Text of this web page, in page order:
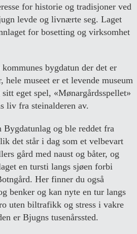
for historie og tradisjoner ved
levde og livnærte seg. Laget
for bosetting og virksomhet
bygdatun der det er
museet er et levende museum
eget spel, «Mønargårdsspellet»
liv fra steinalderen av.
og ble reddet fra
det står i dag som et velbevart
gård med naust og båter, og
en tursti langs sjøen forbi
Her finner du også
benker og kan nyte en tur langs
uten biltrafikk og stress i vakre
er Bjugns tusenårssted.